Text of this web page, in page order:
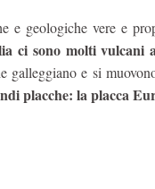
e geologiche vere e
ci sono molti
galleggiano e si
placche: la placca